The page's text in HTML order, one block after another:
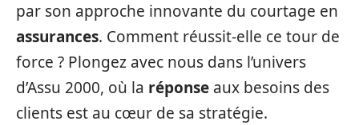
par son approche innovante du courtage en
assurances. Comment réussit-elle ce tour de
force ? Plongez avec nous dans l’univers
d’Assu 2000, où la réponse aux besoins des
clients est au cœur de sa stratégie.